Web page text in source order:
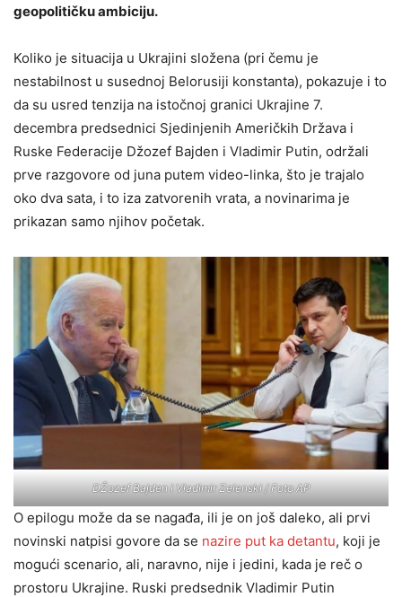
geopolitičku ambiciju.
Koliko je situacija u Ukrajini složena (pri čemu je
nestabilnost u susednoj Belorusiji konstanta), pokazuje i to
da su usred tenzija na istočnoj granici Ukrajine 7.
decembra predsednici Sjedinjenih Američkih Država i
Ruske Federacije Džozef Bajden i Vladimir Putin, održali
prve razgovore od juna putem video-linka, što je trajalo
oko dva sata, i to iza zatvorenih vrata, a novinarima je
prikazan samo njihov početak.
DŽozef Bajden i Vladimir Zelenski / Foto AP
O epilogu može da se nagađa, ili je on još daleko, ali prvi
novinski natpisi govore da se nazire put ka detantu, koji je
mogući scenario, ali, naravno, nije i jedini, kada je reč o
prostoru Ukrajine. Ruski predsednik Vladimir Putin